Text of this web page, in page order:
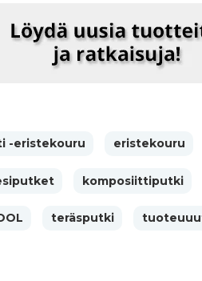
-eristekouru eristekouru
komposiittiputki
teräsputki